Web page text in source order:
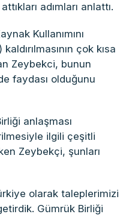
adımları anlattı.
Kullanımını
çok kısa
Zeybekci, bunun
faydası olduğunu
anlaşması
ilgili çeşitli
Zeybekçi, şunları
olarak taleplerimizi
Gümrük Birliği